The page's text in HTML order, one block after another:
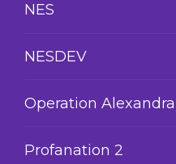
NES
NESDEV
Operation Alexandra
Profanation 2